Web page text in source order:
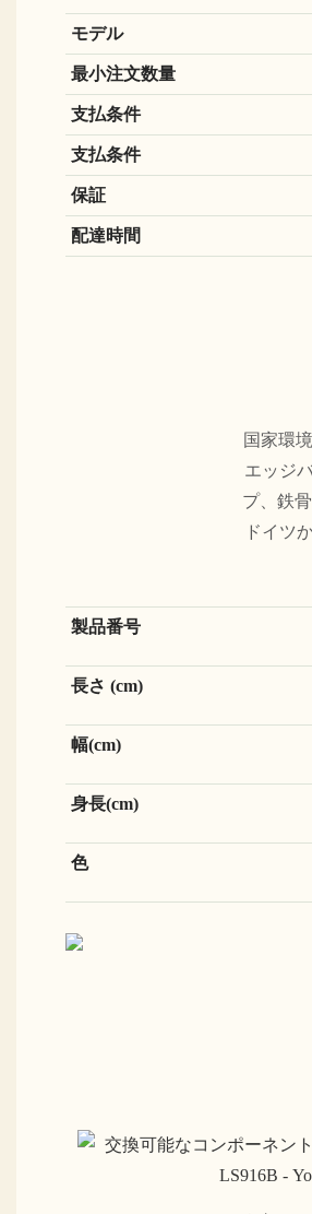
モデル
最小注文数量
支払条件
支払条件
保証
配達時間
国家環
エッジ
プ、鉄
ドイツ
製品番号
長さ (cm)
幅(cm)
身長(cm)
色